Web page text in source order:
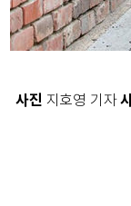
사진 지호영 기자